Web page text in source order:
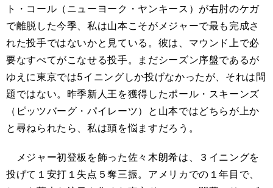
ト・コール（ニューヨーク・ヤンキース）が右肘のケガ
で離脱した今季、私は山本こそがメジャーで最も完成さ
れた投手ではないかと見ている。彼は、マウンド上で必
要なすべてがこなせる投手。まだシーズン序盤であるが
ゆえに東京では5イニングしか投げなかったが、それは問
題ではない。昨季新人王を獲得したポール・スキーンズ
（ピッツバーグ・パイレーツ）と山本ではどちらが上か
と尋ねられたら、私は頭を悩ますだろう。
メジャー初登板を飾った佐々木朗希は、３イニングを
投げて１安打１失点５奪三振。アメリカでの１年目で、